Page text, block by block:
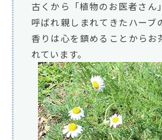
古くから「植物のお医者さん
呼ばれ親しまれてきたハーブ
香りは心を鎮めることからお
れています。